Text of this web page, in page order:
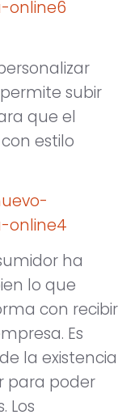
subir
que el
estilo
ha
lo que
con recibir
Es
la existencia
para poder
Los